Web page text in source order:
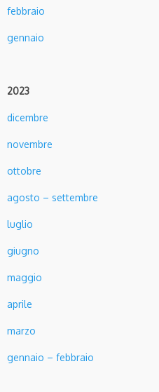
febbraio
gennaio
2023
dicembre
novembre
ottobre
agosto – settembre
luglio
giugno
maggio
aprile
marzo
gennaio – febbraio